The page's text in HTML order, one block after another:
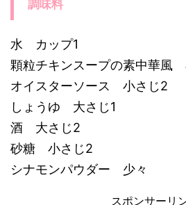
調味料
水 カップ1
顆粒チキンスープの素中華
オイスターソース 小さじ2
しょうゆ 大さじ1
酒 大さじ2
砂糖 小さじ2
シナモンパウダー 少々
スポンサーリ